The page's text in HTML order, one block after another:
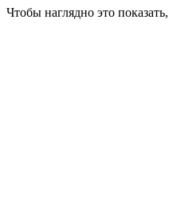
Чтобы наглядно это